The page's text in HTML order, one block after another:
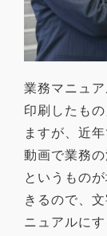
業務マニュ
印刷したも
ますが、近
動画で業務
というもの
きるので、
ニュアルに